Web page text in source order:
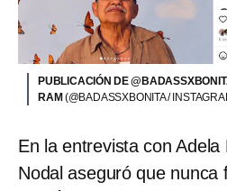
PUBLICACIÓN DE
RAM(@BADASSXBONITA /
En la entrevista con Adela
Nodal aseguró que nunca